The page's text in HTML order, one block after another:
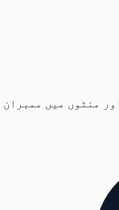
منٹوں میں ممبران